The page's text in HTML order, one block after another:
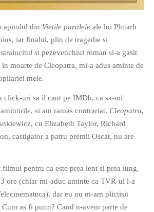
and
is the
the
din Vietile paralele ale lui Plutarh
iar finalul, plin de tragedie si
si pezevenchiul roman si-a gasit
moarte de Cleopatra, mi-a adus aminte de
mele.
click-uri sa il caut pe IMDb, ca sa-mi
si am ramas contrariat. Cleopatra,
cu Elizabeth Taylor, Richard
castigator a patru premii Oscar, nu are
pentru ca este prea lent si prea lung.
ore (chiar mi-aduc aminte ca TVR-ul l-a
dar eu nu m-am plictisit
as fi putut? Cand n-avem parte de